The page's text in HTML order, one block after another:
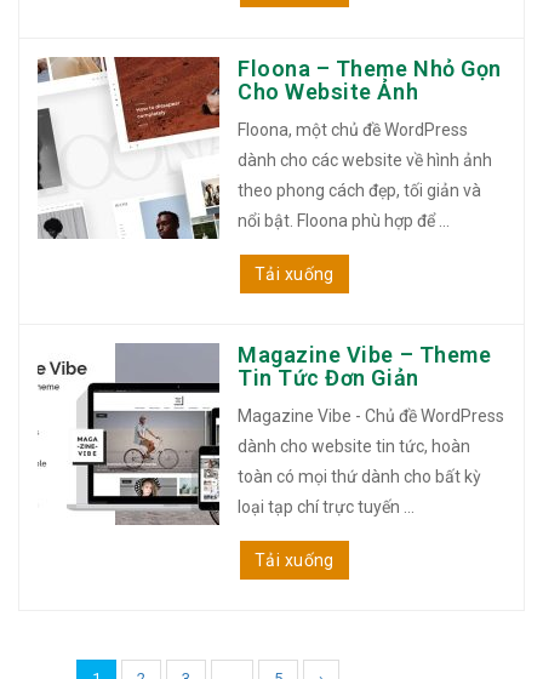
Floona – Theme Nhỏ Gọn
Cho Website Ảnh
Floona, một chủ đề WordPress
dành cho các website về hình ảnh
theo phong cách đẹp, tối giản và
nổi bật. Floona phù hợp để ...
Tải xuống
Magazine Vibe – Theme
Tin Tức Đơn Giản
Magazine Vibe - Chủ đề WordPress
dành cho website tin tức, hoàn
toàn có mọi thứ dành cho bất kỳ
loại tạp chí trực tuyến ...
Tải xuống